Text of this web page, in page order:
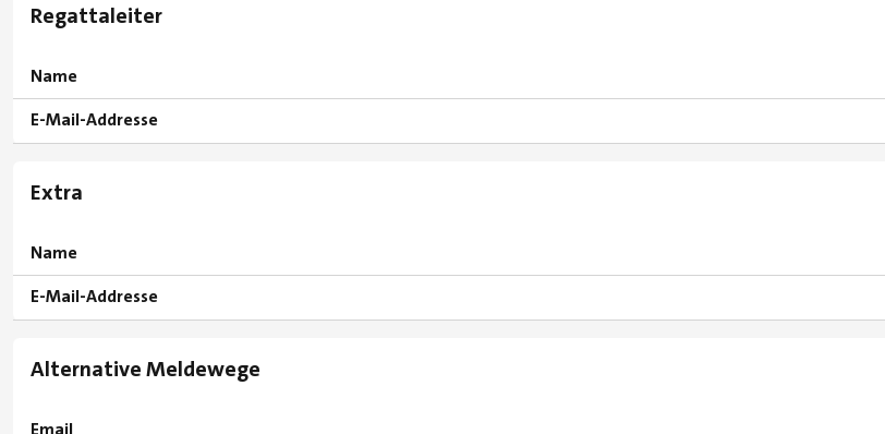
Regattaleiter
Name
E-Mail-Addresse
Extra
Name
E-Mail-Addresse
Alternative Meldewege
Email